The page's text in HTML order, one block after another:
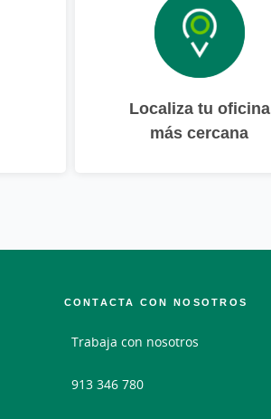
Localiza tu oficina
más cercana
CONTACTA CON NOSOTROS
Trabaja con nosotros
913 346 780